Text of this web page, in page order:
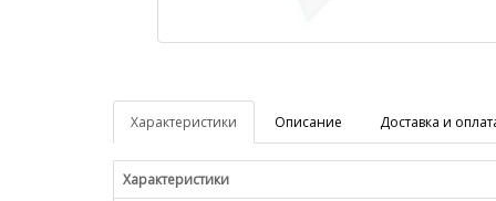
Характеристики
Описание Доставка и
Характеристики